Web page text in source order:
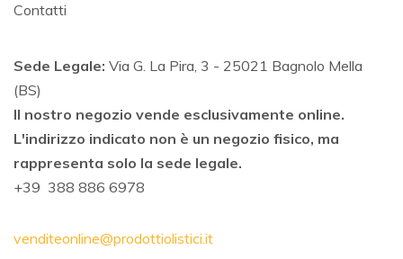
Contatti
Sede Legale: Via G. La Pira, 3 - 25021 Bagnolo Mella
(BS)
Il nostro negozio vende esclusivamente online.
L'indirizzo indicato non è un negozio fisico, ma
rappresenta solo la sede legale.
+39 388 886 6978
venditeonline@prodottiolistici.it